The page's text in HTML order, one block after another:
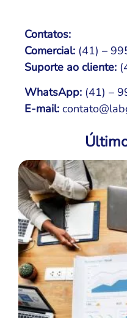
Contatos:
Comercial: (41) –
Suporte ao cliente:
WhatsApp: (41) –
E-mail: